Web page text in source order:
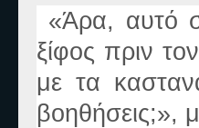
«Άρα, αυτό
ξίφος πριν
με τα
βοηθήσεις;»,